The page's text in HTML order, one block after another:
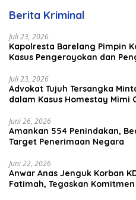
Berita Kriminal
Juli 23, 2026
Kapolresta Barelang Pimpin
Kasus Pengeroyokan dan
Juli 23, 2026
Advokat Tujuh Tersangka
dalam Kasus Homestay Mimi
Juni 26, 2026
Amankan 554 Penindakan,
Target Penerimaan Negara
Juni 22, 2026
Anwar Anas Jenguk Korban
Fatimah, Tegaskan